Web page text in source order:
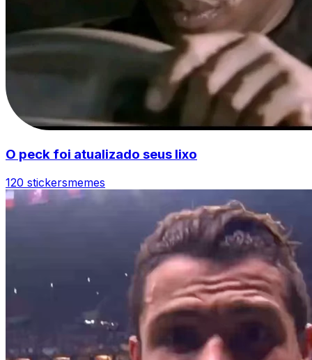
O peck foi atualizado seus lixo
120 stickersmemes